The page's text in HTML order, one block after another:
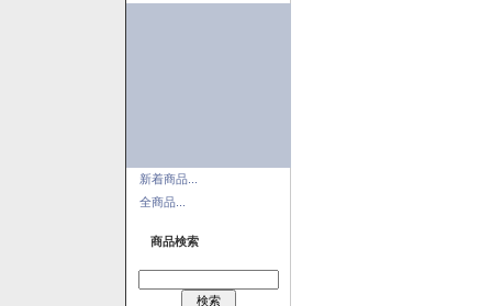
新着商品...
全商品...
商品検索